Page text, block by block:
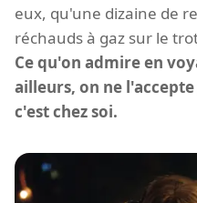
eux, qu'une dizaine de
réchauds à gaz sur le
Ce qu'on admire en
ailleurs, on ne
c'est chez soi.